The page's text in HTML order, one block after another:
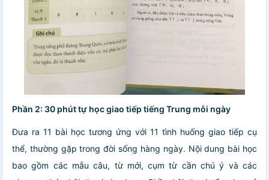
Phần 2: 30 phút tự học giao tiếp tiếng Trung mỗi ngày
Đưa ra 11 bài học tương ứng với 11 tình huống giao tiếp cụ
thể, thường gặp trong đời sống hàng ngày. Nội dung bài học
bao gồm các mẫu câu, từ mới, cụm từ cần chú ý và các